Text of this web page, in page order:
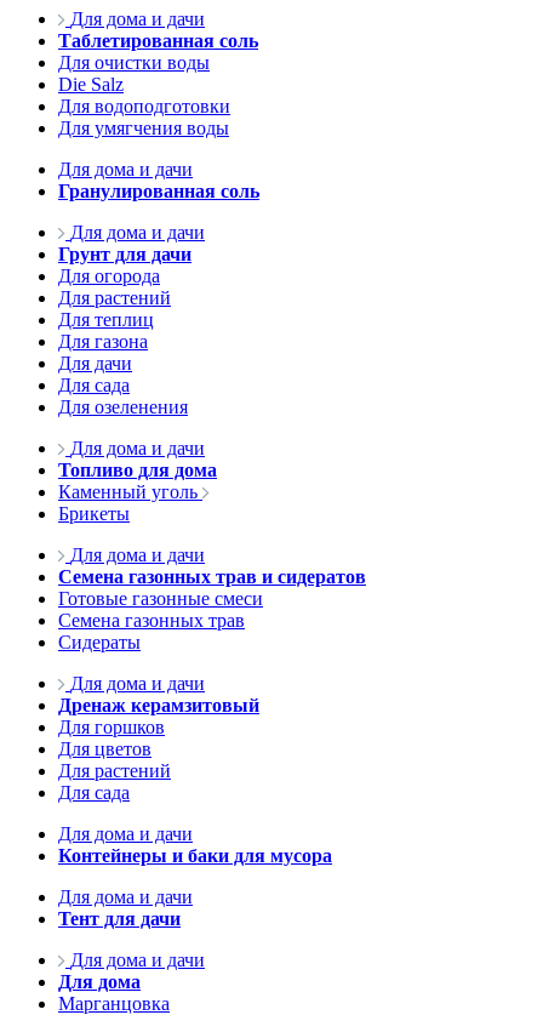
Для дома и дачи
Таблетированная соль
Для очистки воды
Die Salz
Для водоподготовки
Для умягчения воды
Для дома и дачи
Гранулированная соль
Для дома и дачи
Грунт для дачи
Для огорода
Для растений
Для теплиц
Для газона
Для дачи
Для сада
Для озеленения
Для дома и дачи
Топливо для дома
Каменный уголь
Брикеты
Для дома и дачи
Семена газонных трав и сидератов
Готовые газонные смеси
Семена газонных трав
Сидераты
Для дома и дачи
Дренаж керамзитовый
Для горшков
Для цветов
Для растений
Для сада
Для дома и дачи
Контейнеры и баки для мусора
Для дома и дачи
Тент для дачи
Для дома и дачи
Для дома
Марганцовка